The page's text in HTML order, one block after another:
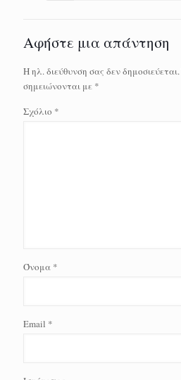
Αφήστε μια απάντηση
Η ηλ. διεύθυνση σας δεν δημοσιεύεται.
σημειώνονται με *
Σχόλιο *
Όνομα *
Email *